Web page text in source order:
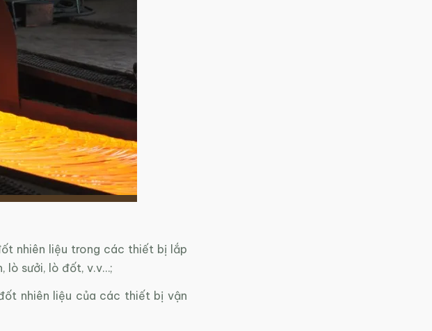
nhiên liệu trong các thiết bị lắp
lò sưởi, lò đốt, v.v…;
nhiên liệu của các thiết bị vận